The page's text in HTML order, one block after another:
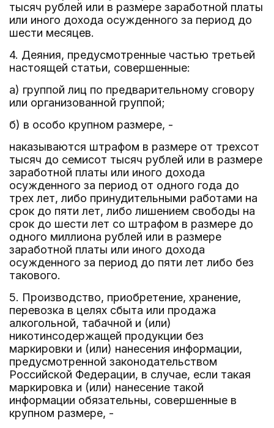
тысяч рублей или в размере заработной платы
или иного дохода осужденного за период до
шести месяцев.
4. Деяния, предусмотренные частью третьей
настоящей статьи, совершенные:
а) группой лиц по предварительному сговору
или организованной группой;
б) в особо крупном размере, -
наказываются штрафом в размере от трехсот
тысяч до семисот тысяч рублей или в размере
заработной платы или иного дохода
осужденного за период от одного года до
трех лет, либо принудительными работами на
срок до пяти лет, либо лишением свободы на
срок до шести лет со штрафом в размере до
одного миллиона рублей или в размере
заработной платы или иного дохода
осужденного за период до пяти лет либо без
такового.
5. Производство, приобретение, хранение,
перевозка в целях сбыта или продажа
алкогольной, табачной и (или)
никотинсодержащей продукции без
маркировки и (или) нанесения информации,
предусмотренной законодательством
Российской Федерации, в случае, если такая
маркировка и (или) нанесение такой
информации обязательны, совершенные в
крупном размере, -